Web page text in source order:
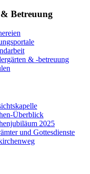
Betreuung
& -betreuung
Überblick
2025
und Gottesdienste